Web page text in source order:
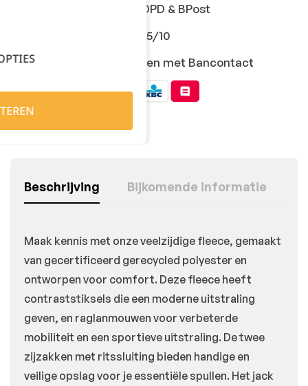
Snelle levering met DPD & BPost
Klanten geven ons 9,5/10
Veilig online afrekenen met Bancontact
Beschrijving Bijkomende informatie
Maak kennis met onze veelzijdige fleece, gemaakt
van gecertificeerd gerecycled polyester en
ontworpen voor comfort. Deze fleece heeft
contraststiksels die een moderne uitstraling
geven, en raglanmouwen voor verbeterde
mobiliteit en een sportieve uitstraling. De twee
zijzakken met ritssluiting bieden handige en
veilige opslag voor je essentiële spullen. Het jack